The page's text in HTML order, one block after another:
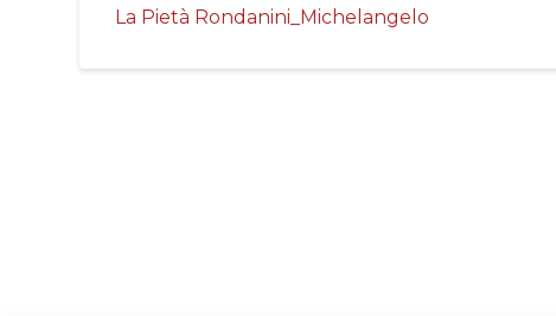
La Pietà Rondanini_Michelangelo